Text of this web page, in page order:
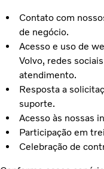
Contato com
de negócio.
Acesso e uso de
Volvo, redes
Resposta a
suporte.
Acesso às nossas
Participação em
Celebração de